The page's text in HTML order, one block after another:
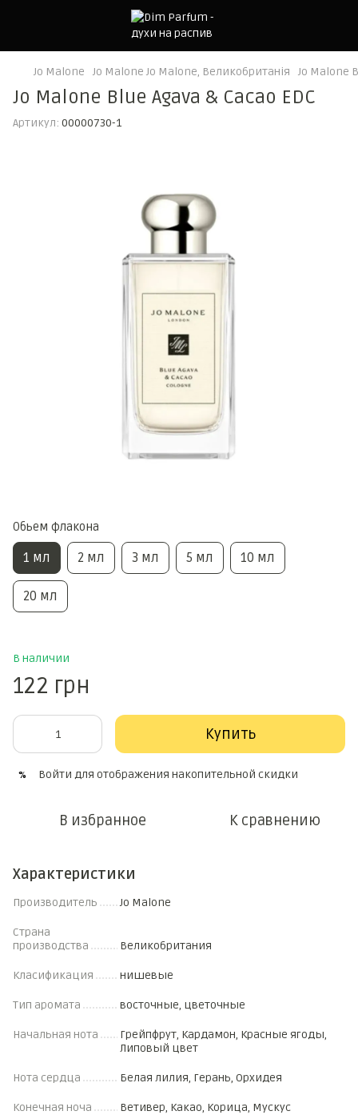
Jo Malone Jo Malone Jo Malone, Великобританія Jo Malone
Jo Malone Blue Agava & Cacao EDC
Артикул: 00000730-1
Обьем флакона
1 мл 2 мл 3 мл 5 мл 10 мл
20 мл
В наличии
122 грн
Купить
% Войти для отображения накопительной скидки
В избранное К сравнению
Характеристики
Производитель Jo Malone
Страна
производства
Великобритания
Класификация нишевые
Тип аромата восточные, цветочные
Начальная нота
Грейпфрут, Кардамон, Красные ягоды,
Липовый цвет
Нота сердца Белая лилия, Герань, Орхидея
Конечная ноча Ветивер, Какао, Корица, Мускус